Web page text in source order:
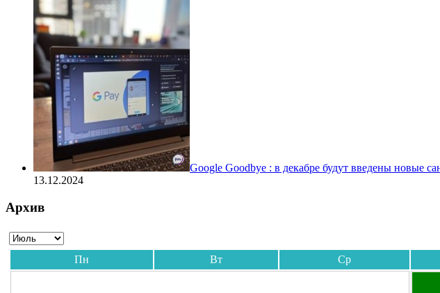
Google Goodbye : в декабре будут введены новые
13.12.2024
Архив
Пн Вт Ср